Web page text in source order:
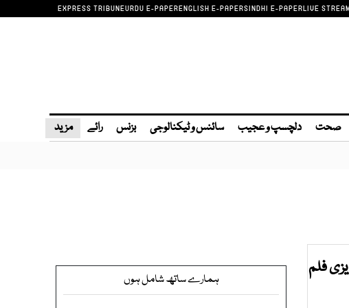
EXPRESS TRIBUNEURDU E-PAPERENGLISH E-PAPERSINDHI E-PAPERLIVE
صحت دلچسپ و عجیب سائنس و ٹیکنالوجی بزنس رائے مزید
فلم
ہمارے ساتھ شامل ہوں